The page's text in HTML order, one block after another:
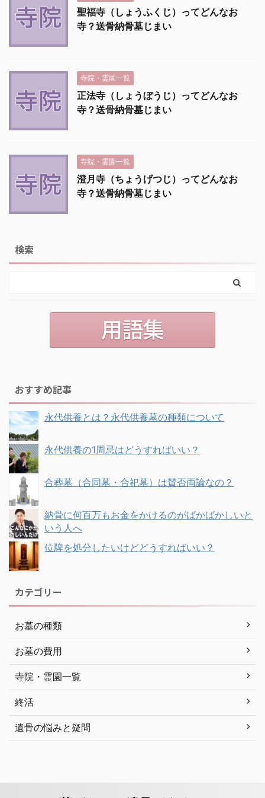
聖福寺（しょうふくじ）ってどんなお
寺？送骨納骨墓じまい
寺院・霊園一覧
正法寺（しょうぼうじ）ってどんなお
寺？送骨納骨墓じまい
寺院・霊園一覧
澄月寺（ちょうげつじ）ってどんなお
寺？送骨納骨墓じまい
検索
おすすめ記事
永代供養とは？永代供養墓の種類について
永代供養の1周忌はどうすればいい？
合葬墓（合同墓・合祀墓）は賛否両論なの？
納骨に何百万もお金をかけるのがばかばかしいと
いう人へ
位牌を処分したいけどどうすればいい？
カテゴリー
お墓の種類
お墓の費用
寺院・霊園一覧
終活
遺骨の悩みと疑問